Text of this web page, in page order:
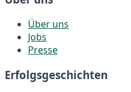
Über uns
Jobs
Presse
Erfolgsgeschichten